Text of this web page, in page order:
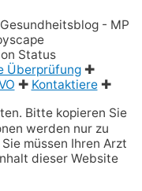
- MP
Überprüfung✚
✚ Kontaktiere✚
Bitte kopieren Sie
werden nur zu
müssen Ihren Arzt
dieser Website